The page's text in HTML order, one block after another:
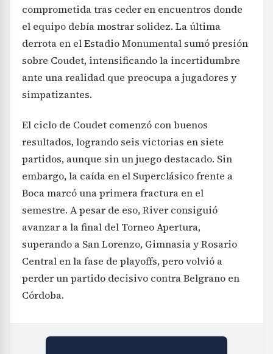
comprometida tras ceder en encuentros donde
el equipo debía mostrar solidez. La última
derrota en el Estadio Monumental sumó presión
sobre Coudet, intensificando la incertidumbre
ante una realidad que preocupa a jugadores y
simpatizantes.
El ciclo de Coudet comenzó con buenos
resultados, logrando seis victorias en siete
partidos, aunque sin un juego destacado. Sin
embargo, la caída en el Superclásico frente a
Boca marcó una primera fractura en el
semestre. A pesar de eso, River consiguió
avanzar a la final del Torneo Apertura,
superando a San Lorenzo, Gimnasia y Rosario
Central en la fase de playoffs, pero volvió a
perder un partido decisivo contra Belgrano en
Córdoba.